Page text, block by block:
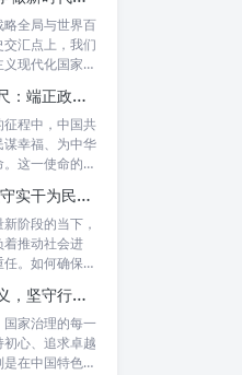
全局与世界百
汇点上，我们
现代化国家的
初心如磐，民心为尺：端正政绩价值取向，砥砺为民服务初心的新时代答卷
程中，中国共
幸福、为中华
这一使命的实
涵养正确政绩观 坚守实干为民情怀：新时代干部成长的双重基石
阶段的当下，
推动社会进
。如何确保我
深刻领悟政绩观要义，坚守行政事业初心：新时代公仆的使命与担当
家治理的每一
心、追求卓越
在中国特色社